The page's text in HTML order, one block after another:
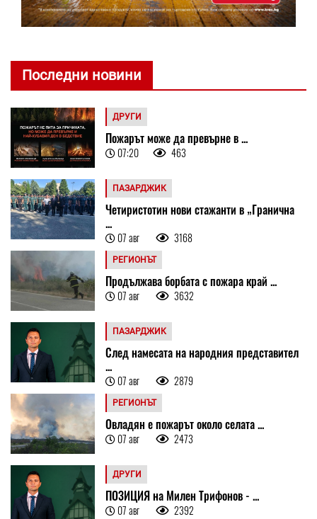
Последни новини
ДРУГИ
Пожарът може да превърне в ...
07:20 463
ПАЗАРДЖИК
Четиристотин нови стажанти в „Гранична
...
07 авг 3168
РЕГИОНЪТ
Продължава борбата с пожара край ...
07 авг 3632
ПАЗАРДЖИК
След намесата на народния представител
...
07 авг 2879
РЕГИОНЪТ
Овладян е пожарът около селата ...
07 авг 2473
ДРУГИ
ПОЗИЦИЯ на Милен Трифонов - ...
07 авг 2392